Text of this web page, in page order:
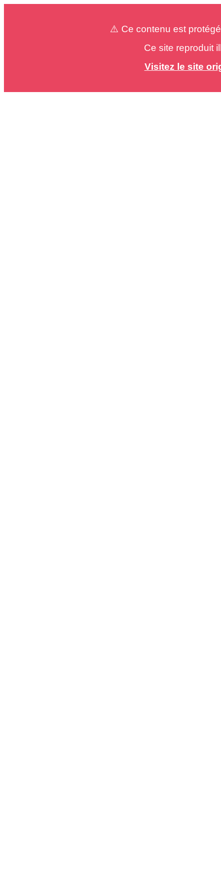
⚠️ Ce contenu est
Ce site reproduit
Visitez le site